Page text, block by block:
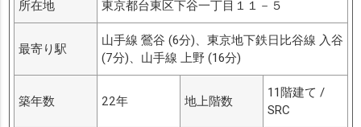
所在地 東京都台東区下谷一丁目１１－５
最寄り駅
山手線 鶯谷 (6分)、東京地下鉄日比谷線 入谷
(7分)、山手線 上野 (16分)
築年数 22年 地上階数
11階建て /
SRC